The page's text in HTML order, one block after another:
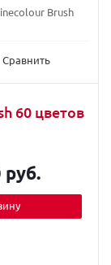
Brush
Сравнить
60 цветов
руб.